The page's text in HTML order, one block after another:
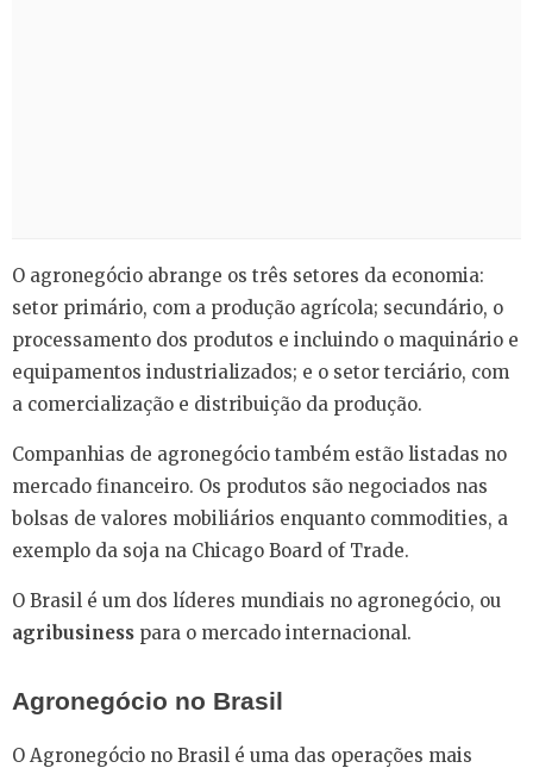
O agronegócio abrange os três setores da economia:
setor primário, com a produção agrícola; secundário, o
processamento dos produtos e incluindo o maquinário e
equipamentos industrializados; e o setor terciário, com
a comercialização e distribuição da produção.
Companhias de agronegócio também estão listadas no
mercado financeiro. Os produtos são negociados nas
bolsas de valores mobiliários enquanto commodities, a
exemplo da soja na Chicago Board of Trade.
O Brasil é um dos líderes mundiais no agronegócio, ou
agribusiness para o mercado internacional.
Agronegócio no Brasil
O Agronegócio no Brasil é uma das operações mais